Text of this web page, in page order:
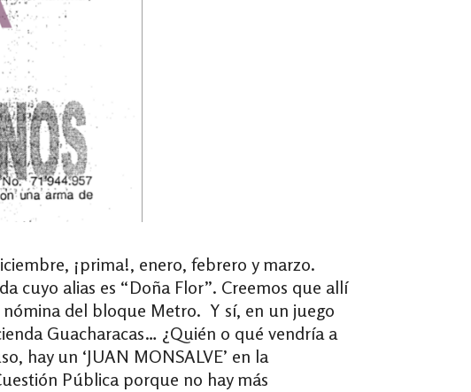
¡prima!, enero, febrero y marzo.
cuyo alias es “Doña Flor”. Creemos que allí
del bloque Metro. Y sí, en un juego
Guacharacas… ¿Quién o qué vendría a
hay un ‘JUAN MONSALVE’ en la
Pública porque no hay más